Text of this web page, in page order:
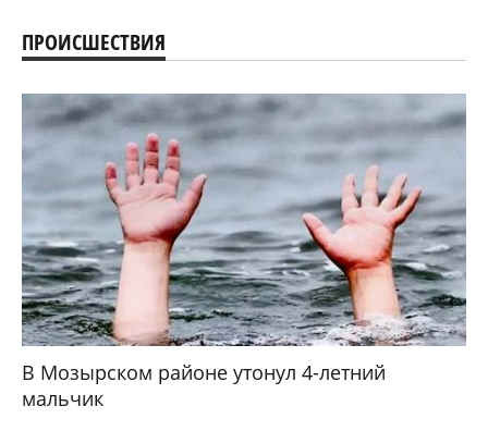
ПРОИСШЕСТВИЯ
В Мозырском районе утонул 4-летний
мальчик